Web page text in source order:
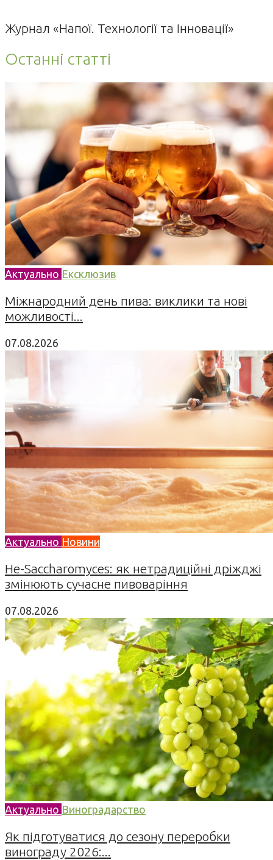
Журнал «Напої. Технології та Інновації»
Останні статті
Актуально Ексклюзив
Міжнародний день пива: виклики та нові
можливості...
07.08.2026
Актуально Новини
Не-Saccharomyces: як нетрадиційні дріжджі
змінюють сучасне пивоваріння
07.08.2026
Актуально Виноградарство
Як підготуватися до сезону переробки
винограду 2026:...